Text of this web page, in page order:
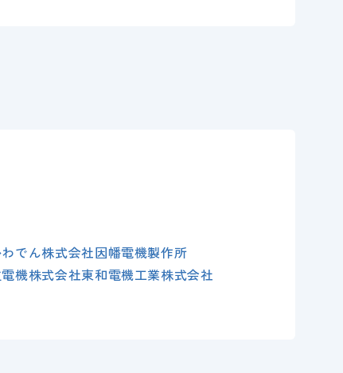
でん株式会社因幡電機製作所
機株式会社東和電機工業株式会社